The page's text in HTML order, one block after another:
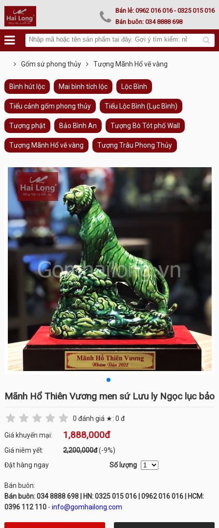
Lư hoá vàng Bán lẻ:0962 016 016 - 0325 015 016
Bán buôn:034 8888 698
Gốm sứ phong thủy Tượng Mãnh Hổ vẽ vàng
Bình hút lộc Mai bình tích lộc Lộc Bình
Tiểu cảnh gốm phong thủy Tiểu Lộc Bình (Lục Bình)
Tượng phật Bảo Bình An Tượng Bò Tót phố Wall
Tượng Mãnh Hổ vẽ vàng Tượng Trâu Phong Thủy
Mãnh Hổ Thiên Vương men sứ Lưu ly Ngọc lục bảo
0 đánh giá ★: 0 đ
Giá khuyến mại: 1,888,000đ
Giá niêm yết: 2,200,000đ(-9%)
Đặt hàng ngay
Số lượng
Bán buôn:
Bán buôn: 034 8888 698 | HN: 0325 015 016 | 0962 016 016 | HCM:
0396 112 110- info@gomhailong.com